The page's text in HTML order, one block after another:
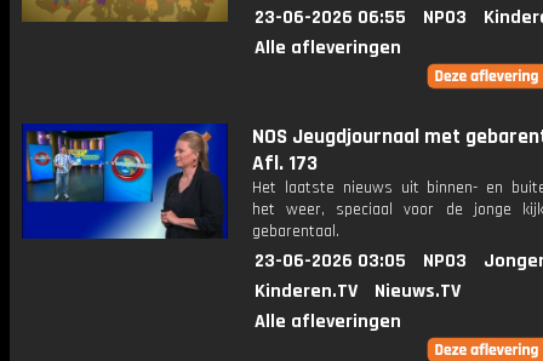
23-06-2026 06:55 NPO3
Alle afleveringen
NOS Jeugdjournaal met
Afl. 173
Het laatste nieuws uit binnen- en
het weer, speciaal voor de jonge
gebarentaal.
23-06-2026 03:05 NPO3
Kinderen.TV
Nieuws.TV
Alle afleveringen